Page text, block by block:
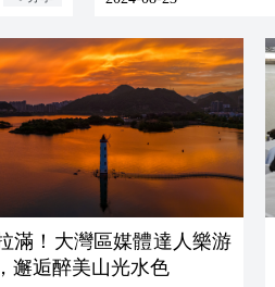
滿！大灣區媒體達人樂游
邂逅醉美山光水色